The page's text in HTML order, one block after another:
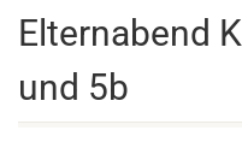
Elternabend
und 5b